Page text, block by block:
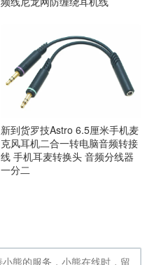
新到货罗技Astro 6.5厘米手机麦
克风耳机二合一转电脑音频转接
线 手机耳麦转换头 音频分线器
一分二